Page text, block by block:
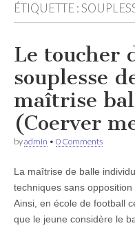
ÉTIQUETTE :
Le toucher
souplesse
maîtrise
(Coerver
byadmin • 0 Comments
La maîtrise de balle
techniques sans
Ainsi, en école de football
que le jeune considère le